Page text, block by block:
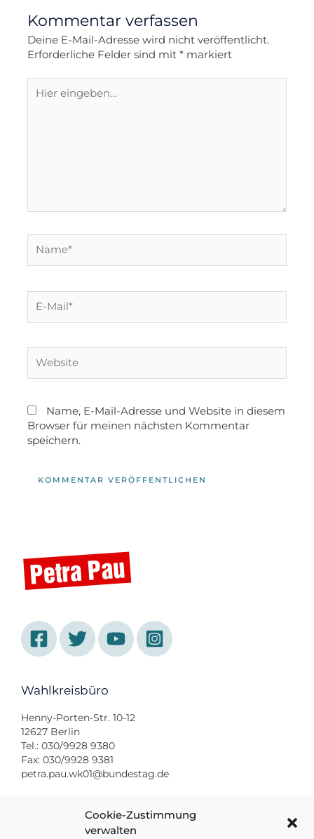
Cookie-Zustimmung
verwalten
Kommentar verfassen
Deine E-Mail-Adresse wird nicht veröffentlicht.
Erforderliche Felder sind mit* markiert
Name, E-Mail-Adresse und Website in diesem
Browser für meinen nächsten Kommentar
speichern.
Wahlkreisbüro
Henny-Porten-Str. 10-12
12627 Berlin
Tel.: 030/9928 9380
Fax: 030/9928 9381
petra.pau.wk01@bundestag.de
Bundestagsbüro